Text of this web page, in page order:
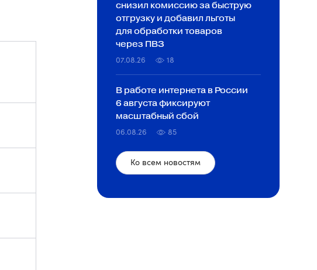
снизил комиссию за быструю
отгрузку и добавил льготы
для обработки товаров
через ПВЗ
07.08.26 18
В работе интернета в России
6 августа фиксируют
масштабный сбой
06.08.26 85
Ко всем новостям